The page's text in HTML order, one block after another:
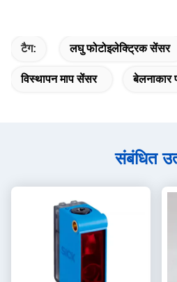
टैग: लघु फोटोइलेक्ट्रिक सेंसर
विस्थापन माप सेंसर बेलनाकार
संबंधित